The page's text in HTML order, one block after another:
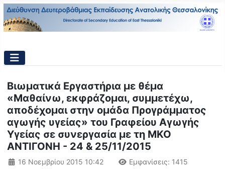
Βιωματικά Εργαστήρια με θέμα
«Μαθαίνω, εκφράζομαι, συμμετέχω,
αποδέχομαι στην ομάδα Προγράμματος
αγωγής υγείας» του Γραφείου Αγωγής
Υγείας σε συνεργασία με τη ΜΚΟ
ΑΝΤΙΓΟΝΗ - 24 & 25/11/2015
Λεπτομέρειες
16 Νοεμβρίου 2015 10:42 Εμφανίσεις: 1415